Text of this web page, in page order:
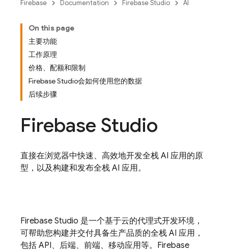
Firebase Documentation Firebase Studio AI
On this page
主要功能
工作原理
价格、配额和限制
Firebase Studio会如何使用您的数据
后续步骤
Firebase Studio
直接在浏览器中快速、高效地开发全栈 AI 应用的原
型，以及构建和发布全栈 AI 应用。
Firebase Studio 是一个基于云的代理式开发环境，
可帮助您构建并交付具备生产品质的全栈 AI 应用，
包括 API、后端、前端、移动应用等。 Firebase